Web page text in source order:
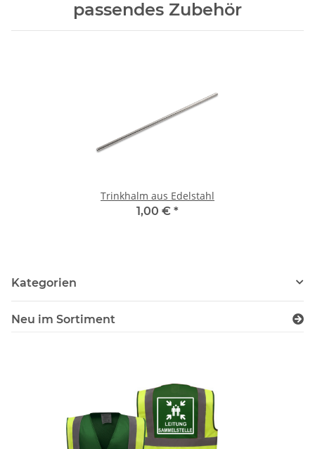
passendes Zubehör
Trinkhalm aus Edelstahl
1,00 € *
Kategorien
Neu im Sortiment